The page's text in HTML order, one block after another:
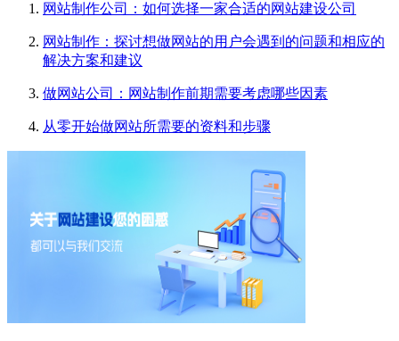
网站制作公司：如何选择一家合适的网站建设公司
网站制作：探讨想做网站的用户会遇到的问题和相应的
解决方案和建议
做网站公司：网站制作前期需要考虑哪些因素
从零开始做网站所需要的资料和步骤